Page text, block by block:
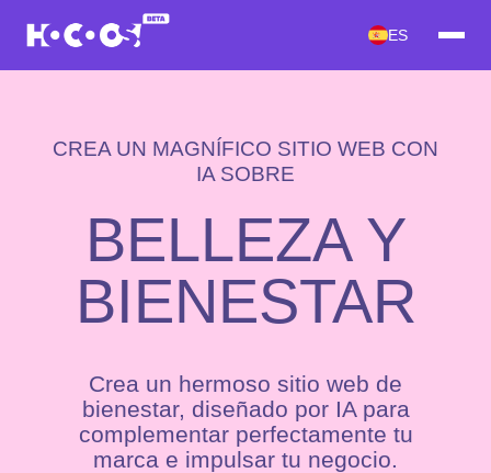
ES
CREA UN MAGNÍFICO SITIO WEB CON
IA SOBRE
BELLEZA Y
BIENESTAR
Crea un hermoso sitio web de
bienestar, diseñado por IA para
complementar perfectamente tu
marca e impulsar tu negocio.